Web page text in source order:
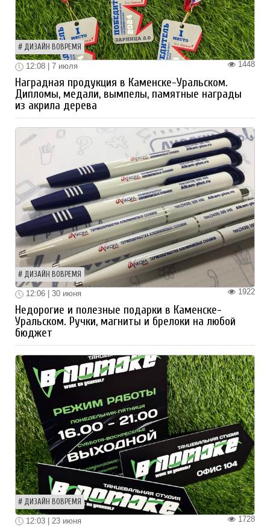
ДИЗАЙН ВОВРЕМЯ
1448
12:08 | 7 июля
Наградная продукция в Каменске-Уральском.
Дипломы, медали, вымпелы, памятные награды
из акрила дерева
ДИЗАЙН ВОВРЕМЯ
1922
12:06 | 30 июня
Недорогие и полезные подарки в Каменске-
Уральском. Ручки, магниты и брелоки на любой
бюджет
ДИЗАЙН ВОВРЕМЯ
1728
12:03 | 23 июня